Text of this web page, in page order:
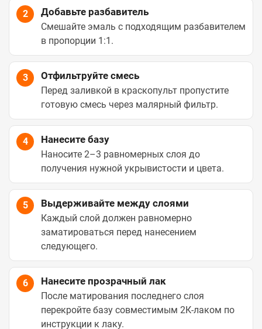
2 Добавьте разбавитель
Смешайте эмаль с подходящим разбавителем
в пропорции 1:1.
3 Отфильтруйте смесь
Перед заливкой в краскопульт пропустите
готовую смесь через малярный фильтр.
4 Нанесите базу
Наносите 2–3 равномерных слоя до
получения нужной укрывистости и цвета.
5 Выдерживайте между слоями
Каждый слой должен равномерно
заматироваться перед нанесением
следующего.
6 Нанесите прозрачный лак
После матирования последнего слоя
перекройте базу совместимым 2К-лаком по
инструкции к лаку.